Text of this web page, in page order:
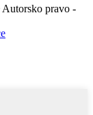
pravo -